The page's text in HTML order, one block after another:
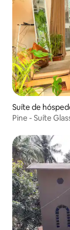
Suíte de
Pine - Suíte